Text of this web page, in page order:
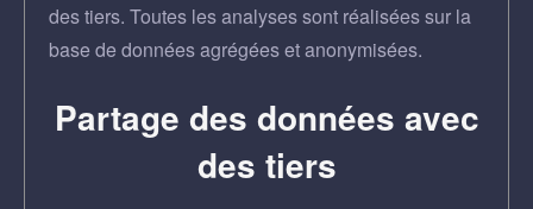
des tiers. Toutes les analyses sont réalisées sur la
base de données agrégées et anonymisées.
Partage des données avec
des tiers